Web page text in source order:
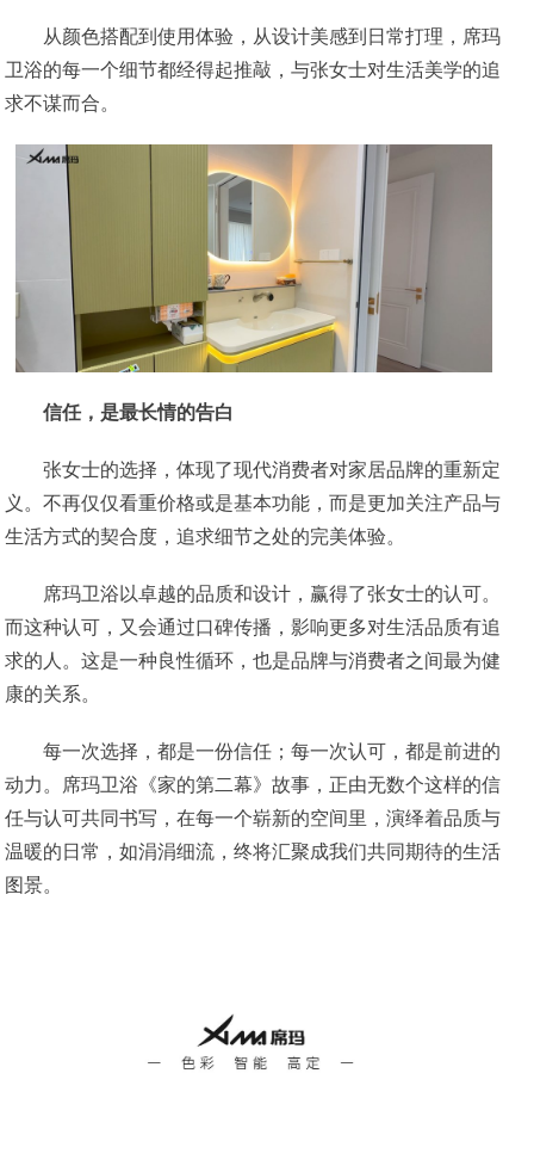
从颜色搭配到使用体验，从设计美感到日常打理，席玛
卫浴的每一个细节都经得起推敲，与张女士对生活美学的追
求不谋而合。
信任，是最长情的告白
张女士的选择，体现了现代消费者对家居品牌的重新定
义。不再仅仅看重价格或是基本功能，而是更加关注产品与
生活方式的契合度，追求细节之处的完美体验。
席玛卫浴以卓越的品质和设计，赢得了张女士的认可。
而这种认可，又会通过口碑传播，影响更多对生活品质有追
求的人。这是一种良性循环，也是品牌与消费者之间最为健
康的关系。
每一次选择，都是一份信任；每一次认可，都是前进的
动力。席玛卫浴《家的第二幕》故事，正由无数个这样的信
任与认可共同书写，在每一个崭新的空间里，演绎着品质与
温暖的日常，如涓涓细流，终将汇聚成我们共同期待的生活
图景。